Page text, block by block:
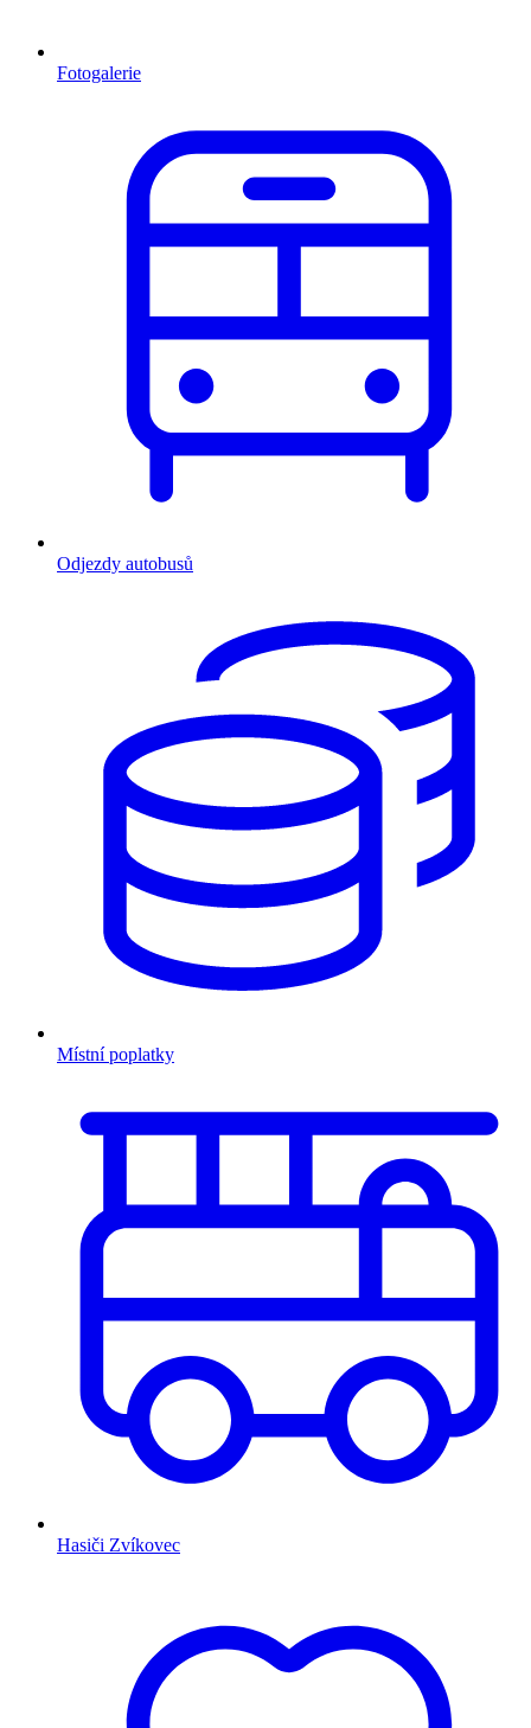
Fotogalerie
Odjezdy autobusů
Místní poplatky
Hasiči Zvíkovec